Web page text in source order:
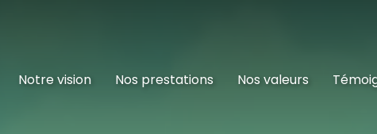
Notre vision Nos prestations Nos valeurs